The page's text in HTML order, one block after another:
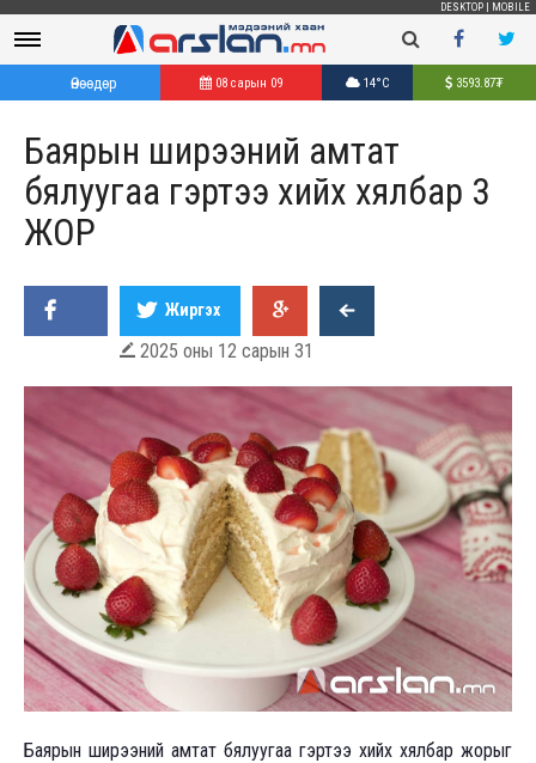
DESKTOP MOBILE
Өнөөдөр 08 сарын 09 14°C 3593.87₮
Баярын ширээний амтат
бялуугаа гэртээ хийх хялбар 3
ЖОР
Жиргэх
 2025 оны 12 сарын 31
Баярын ширээний амтат бялуугаа гэртээ хийх хялбар жорыг